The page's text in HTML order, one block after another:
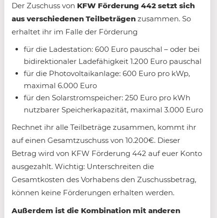
Der Zuschuss von KFW Förderung 442 setzt sich
aus verschiedenen Teilbeträgen zusammen. So
erhaltet ihr im Falle der Förderung
für die Ladestation: 600 Euro pauschal – oder bei
bidirektionaler Ladefähigkeit 1.200 Euro pauschal
für die Photovoltaikanlage: 600 Euro pro kWp,
maximal 6.000 Euro
für den Solarstromspeicher: 250 Euro pro kWh
nutz­barer Speicher­kapazität, maximal 3.000 Euro
Rechnet ihr alle Teilbeträge zusammen, kommt ihr
auf einen Gesamtzuschuss von 10.200€. Dieser
Betrag wird von KFW Förderung 442 auf euer Konto
ausgezahlt. Wichtig: Unterschreiten die
Gesamtkosten des Vor­habens den Zuschuss­betrag,
können keine Förderungen erhalten werden.
Außerdem ist die Kombination mit anderen